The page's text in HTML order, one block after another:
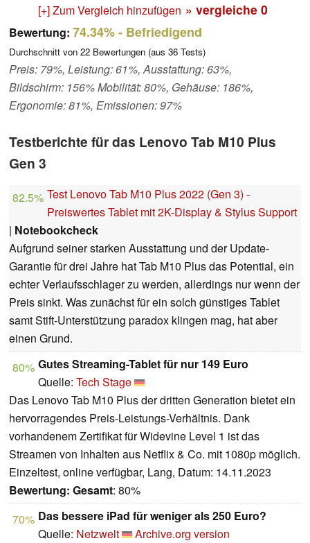
[+] Zum Vergleich hinzufügen » vergleiche 0
Bewertung: 74.34%- Befriedigend
Durchschnitt von 22 Bewertungen (aus 36 Tests)
Preis: 79%, Leistung: 61%, Ausstattung: 63%,
Bildschirm: 156% Mobilität: 80%, Gehäuse: 186%,
Ergonomie: 81%, Emissionen: 97%
Testberichte für das Lenovo Tab M10 Plus
Gen 3
82.5% Test Lenovo Tab M10 Plus 2022 (Gen 3) -
Preiswertes Tablet mit 2K-Display & Stylus Support
| Notebookcheck
Aufgrund seiner starken Ausstattung und der Update-
Garantie für drei Jahre hat Tab M10 Plus das Potential, ein
echter Verlaufsschlager zu werden, allerdings nur wenn der
Preis sinkt. Was zunächst für ein solch günstiges Tablet
samt Stift-Unterstützung paradox klingen mag, hat aber
einen Grund.
80% Gutes Streaming-Tablet für nur 149 Euro
Quelle: Tech Stage
Das Lenovo Tab M10 Plus der dritten Generation bietet ein
hervorragendes Preis-Leistungs-Verhältnis. Dank
vorhandenem Zertifikat für Widevine Level 1 ist das
Streamen von Inhalten aus Netflix & Co. mit 1080p möglich.
Einzeltest, online verfügbar, Lang, Datum: 14.11.2023
Bewertung: Gesamt: 80%
70% Das bessere iPad für weniger als 250 Euro?
Quelle: Netzwelt
Archive.org version